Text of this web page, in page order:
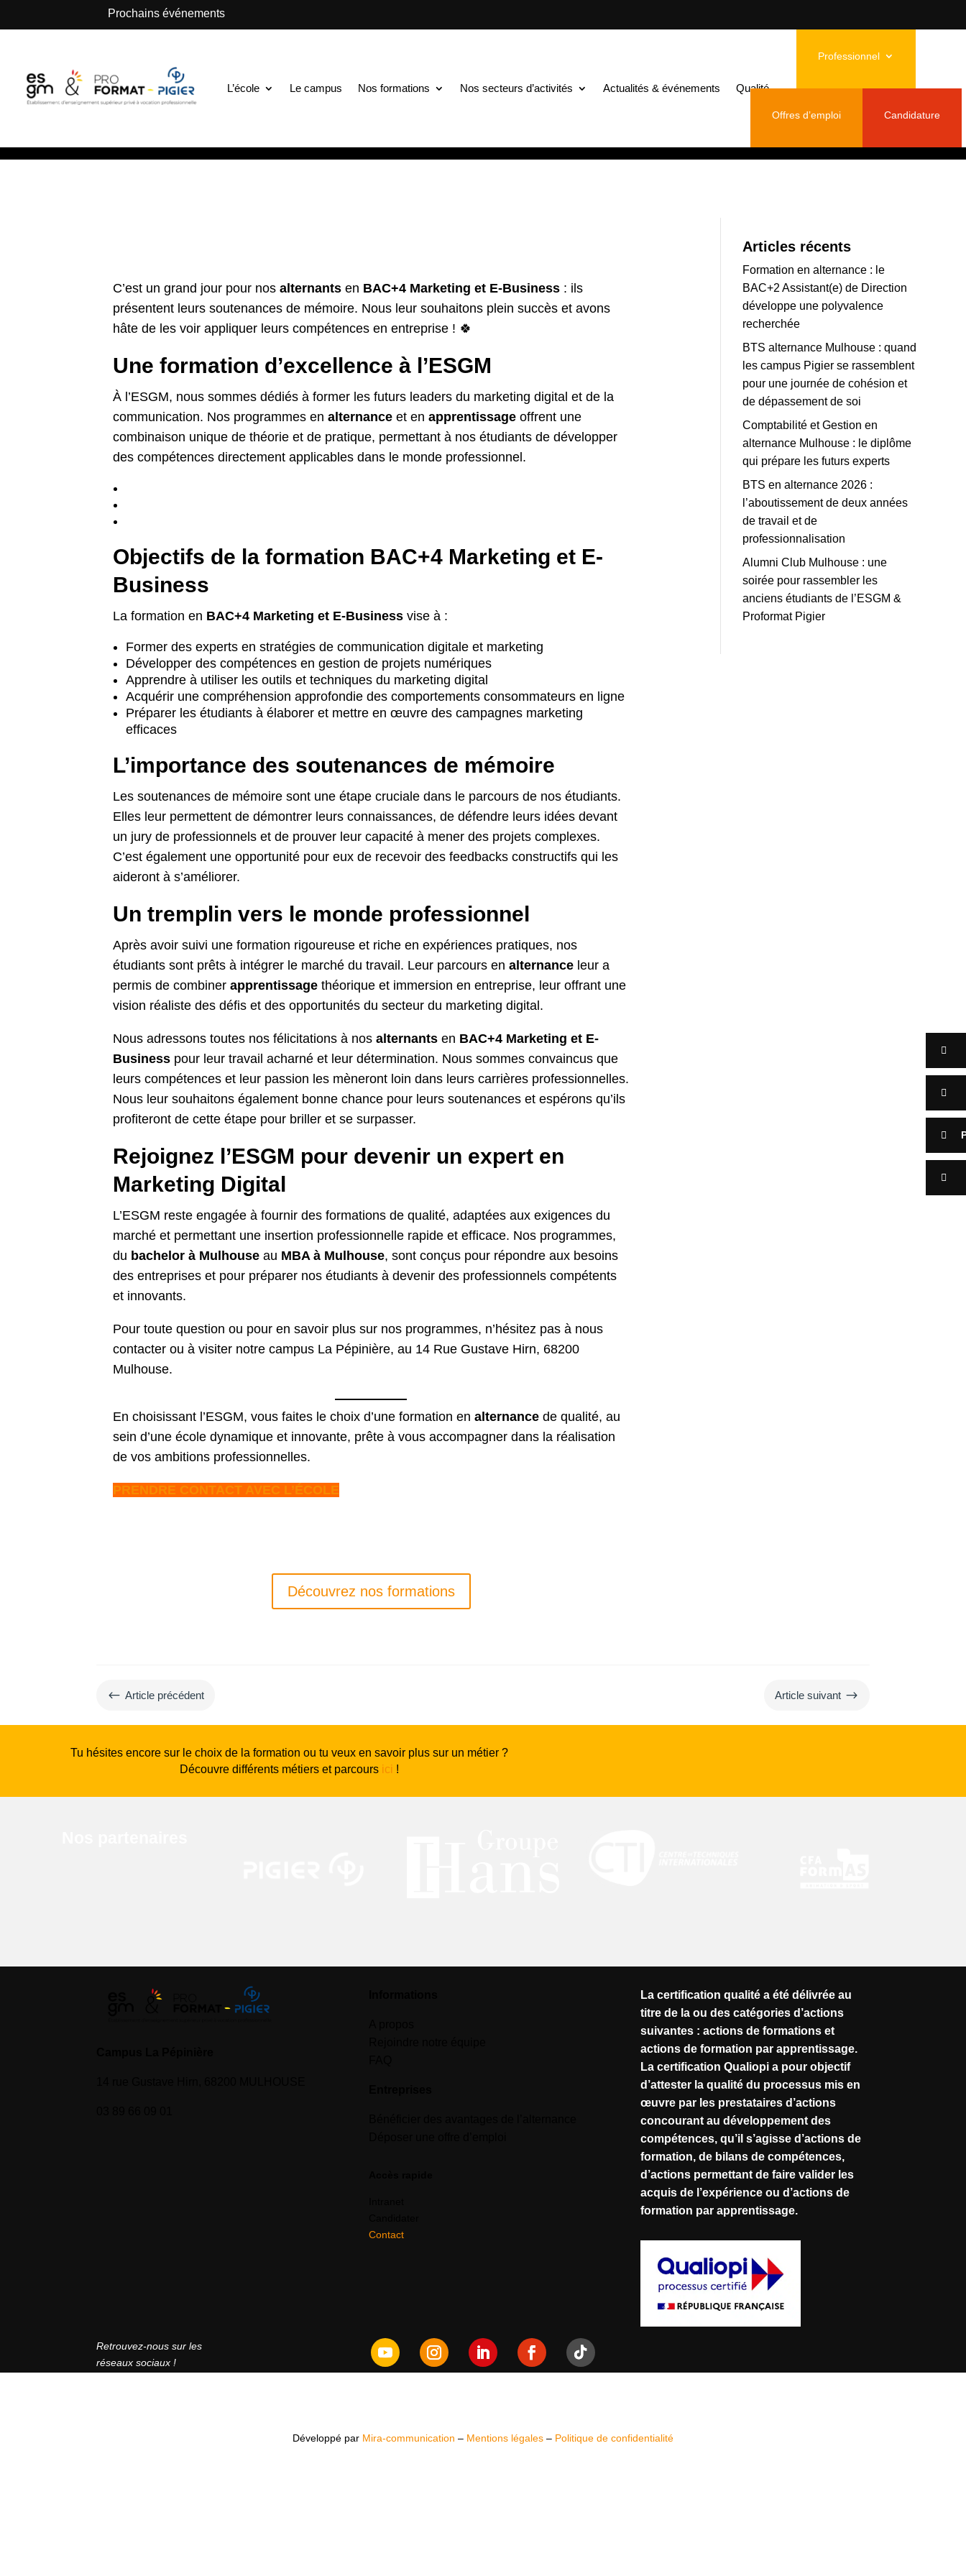
Prochains événements
L’école Le campus Nos formations Nos secteurs d’activités Actualités & événements Qualité
Professionnel
Offres d’emploi Candidature
Les talents de demain en Communication et Marketing
Digital passent leurs soutenances !
C’est un grand jour pour nosalternants en BAC+4 Marketing et E-Business : ils
présentent leurs soutenances de mémoire. Nous leur souhaitons plein succès et avons
hâte de les voir appliquer leurs compétences en entreprise ! 🍀
Une formation d’excellence à l’ESGM
À l’ESGM, nous sommes dédiés à former les futurs leaders du marketing digital et de la
communication. Nos programmes enalternance et enapprentissage offrent une
combinaison unique de théorie et de pratique, permettant à nos étudiants de développer
des compétences directement applicables dans le monde professionnel.
Objectifs de la formation BAC+4 Marketing et E-
Business
La formation en BAC+4 Marketing et E-Business vise à :
Former des experts en stratégies de communication digitale et marketing
Développer des compétences en gestion de projets numériques
Apprendre à utiliser les outils et techniques du marketing digital
Acquérir une compréhension approfondie des comportements consommateurs en ligne
Préparer les étudiants à élaborer et mettre en œuvre des campagnes marketing
efficaces
L’importance des soutenances de mémoire
Les soutenances de mémoire sont une étape cruciale dans le parcours de nos étudiants.
Elles leur permettent de démontrer leurs connaissances, de défendre leurs idées devant
un jury de professionnels et de prouver leur capacité à mener des projets complexes.
C’est également une opportunité pour eux de recevoir des feedbacks constructifs qui les
aideront à s’améliorer.
Un tremplin vers le monde professionnel
Après avoir suivi une formation rigoureuse et riche en expériences pratiques, nos
étudiants sont prêts à intégrer le marché du travail. Leur parcours enalternance leur a
permis de combinerapprentissage théorique et immersion en entreprise, leur offrant une
vision réaliste des défis et des opportunités du secteur du marketing digital.
Nous adressons toutes nos félicitations à nosalternants en BAC+4 Marketing et E-
Business pour leur travail acharné et leur détermination. Nous sommes convaincus que
leurs compétences et leur passion les mèneront loin dans leurs carrières professionnelles.
Nous leur souhaitons également bonne chance pour leurs soutenances et espérons qu’ils
profiteront de cette étape pour briller et se surpasser.
Rejoignez l’ESGM pour devenir un expert en
Marketing Digital
L’ESGM reste engagée à fournir des formations de qualité, adaptées aux exigences du
marché et permettant une insertion professionnelle rapide et efficace. Nos programmes,
du bachelor à Mulhouse au MBA à Mulhouse, sont conçus pour répondre aux besoins
des entreprises et pour préparer nos étudiants à devenir des professionnels compétents
et innovants.
Pour toute question ou pour en savoir plus sur nos programmes, n’hésitez pas à nous
contacter ou à visiter notre campus La Pépinière, au 14 Rue Gustave Hirn, 68200
Mulhouse.
En choisissant l’ESGM, vous faites le choix d’une formation enalternance de qualité, au
sein d’une école dynamique et innovante, prête à vous accompagner dans la réalisation
de vos ambitions professionnelles.
PRENDRE CONTACT AVEC L’ÉCOLE
Découvrez nos formations
Articles récents
Formation en alternance : le
BAC+2 Assistant(e) de Direction
développe une polyvalence
recherchée
BTS alternance Mulhouse : quand
les campus Pigier se rassemblent
pour une journée de cohésion et
de dépassement de soi
Comptabilité et Gestion en
alternance Mulhouse : le diplôme
qui prépare les futurs experts
BTS en alternance 2026 :
l’aboutissement de deux années
de travail et de
professionnalisation
Alumni Club Mulhouse : une
soirée pour rassembler les
anciens étudiants de l’ESGM &
Proformat Pigier
# Article précédent Article suivant $
Tu hésites encore sur le choix de la formation ou tu veux en savoir plus sur un métier ?
Découvre différents métiers et parcours ici !
Contact
La certification qualité a été délivrée au
titre de la ou des catégories d’actions
suivantes : actions de formations et
actions de formation par apprentissage.
La certification Qualiopi a pour objectif
d’attester la qualité du processus mis en
œuvre par les prestataires d’actions
concourant au développement des
compétences, qu’il s’agisse d’actions de
formation, de bilans de compétences,
d’actions permettant de faire valider les
acquis de l’expérience ou d’actions de
formation par apprentissage.
Retrouvez-nous sur les
réseaux sociaux !
Développé par Mira-communication – Mentions légales – Politique de confidentialité